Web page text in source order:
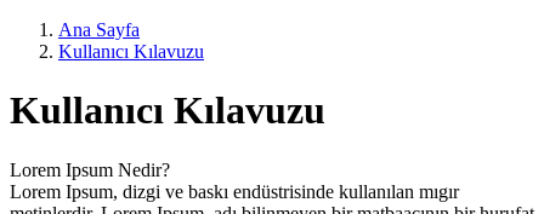
Ana Sayfa
Kullanıcı Kılavuzu
Kullanıcı Kılavuzu
Lorem Ipsum Nedir?
Lorem Ipsum, dizgi ve baskı endüstrisinde kullanılan mıgır